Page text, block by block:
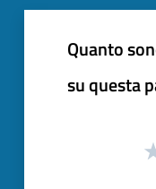
Quanto
su questa